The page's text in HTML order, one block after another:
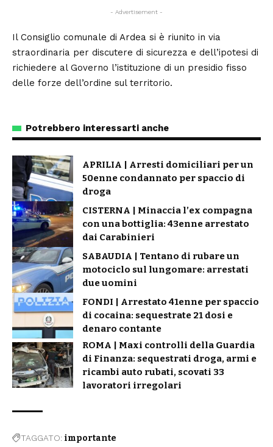
- Advertisement -
Il Consiglio comunale di Ardea si è riunito in via
straordinaria per discutere di sicurezza e dell’ipotesi di
richiedere al Governo l’istituzione di un presidio fisso
delle forze dell’ordine sul territorio.
Potrebbero interessarti anche
APRILIA | Arresti domiciliari per un
50enne condannato per spaccio di
droga
CISTERNA | Minaccia l’ex compagna
con una bottiglia: 43enne arrestato
dai Carabinieri
SABAUDIA | Tentano di rubare un
motociclo sul lungomare: arrestati
due uomini
FONDI | Arrestato 41enne per spaccio
di cocaina: sequestrate 21 dosi e
denaro contante
ROMA | Maxi controlli della Guardia
di Finanza: sequestrati droga, armi e
ricambi auto rubati, scovati 33
lavoratori irregolari
TAGGATO: importante